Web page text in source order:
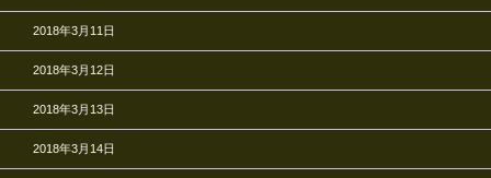
2018年3月11日
2018年3月12日
2018年3月13日
2018年3月14日